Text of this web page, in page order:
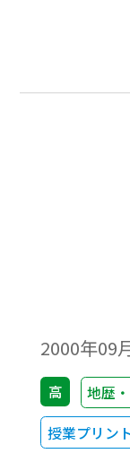
同盟 三
二次産業
車，飛行
協定 バル
定 無制限
命 ﾌﾞﾚｽﾄ
ザ・ルク
2000年09
高
地歴
授業プリン